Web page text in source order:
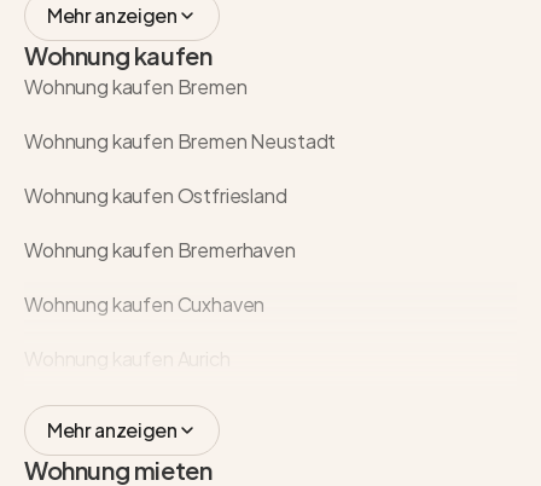
Mehr anzeigen
Wohnung kaufen
Wohnung kaufen Bremen
Wohnung kaufen Bremen Neustadt
Wohnung kaufen Ostfriesland
Wohnung kaufen Bremerhaven
Wohnung kaufen Cuxhaven
Mehr anzeigen
Wohnung mieten